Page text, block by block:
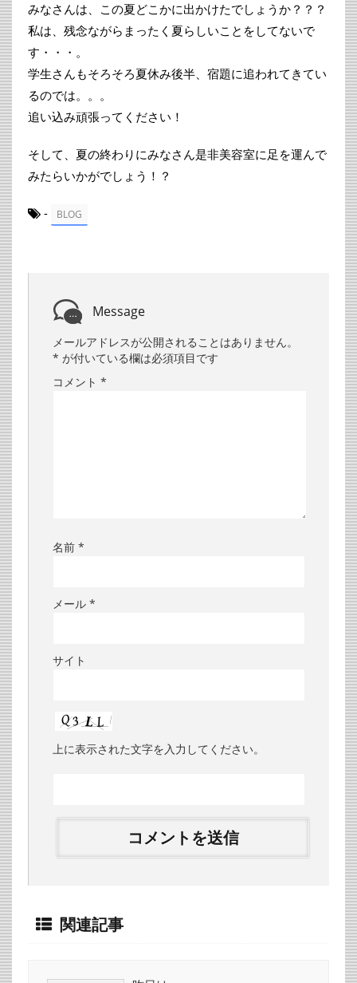
みなさんは、この夏どこかに出かけたでしょうか？？？
私は、残念ながらまったく夏らしいことをしてないで
す・・・。
学生さんもそろそろ夏休み後半、宿題に追われてきてい
るのでは。。。
追い込み頑張ってください！
そして、夏の終わりにみなさん是非美容室に足を運んで
みたらいかがでしょう！？
- BLOG
Message
メールアドレスが公開されることはありません。
* が付いている欄は必須項目です
コメント *
名前 *
メール *
サイト
上に表示された文字を入力してください。
関連記事